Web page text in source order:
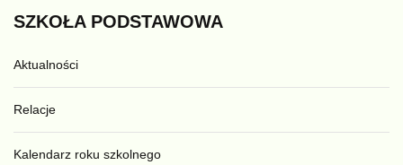
SZKOŁA PODSTAWOWA
Aktualności
Relacje
Kalendarz roku szkolnego